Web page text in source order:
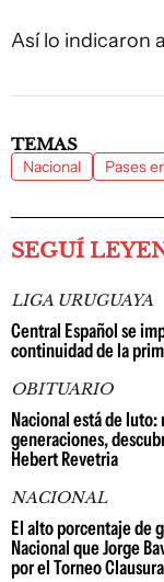
Así lo indicaron a
TEMAS
Nacional Pases
SEGUÍ
LIGA URUGUAYA
Central Español se
continuidad de la
OBITUARIO
Nacional está de
generaciones,
Hebert Revetria
NACIONAL
El alto porcentaje de
Nacional que Jorge
por el Torneo Clausura